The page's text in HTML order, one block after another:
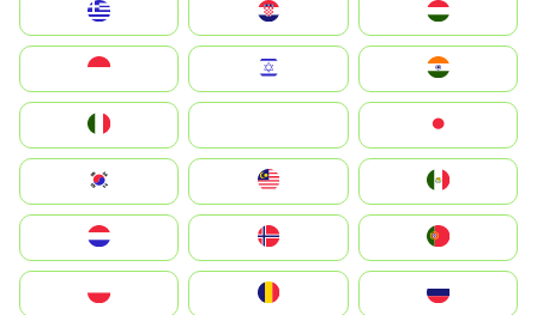
Magyarország
South Korea